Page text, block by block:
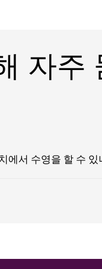
자주
에서 수영을 할 수 있